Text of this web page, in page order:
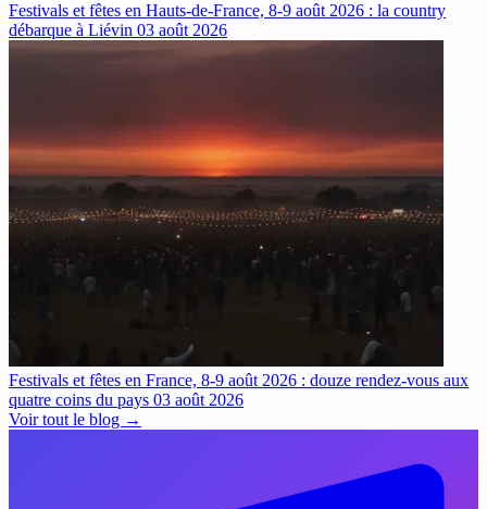
Festivals et fêtes en Hauts-de-France, 8-9 août 2026 : la country
débarque à Liévin 03 août 2026
Festivals et fêtes en France, 8-9 août 2026 : douze rendez-vous aux
quatre coins du pays 03 août 2026
Voir tout le blog →